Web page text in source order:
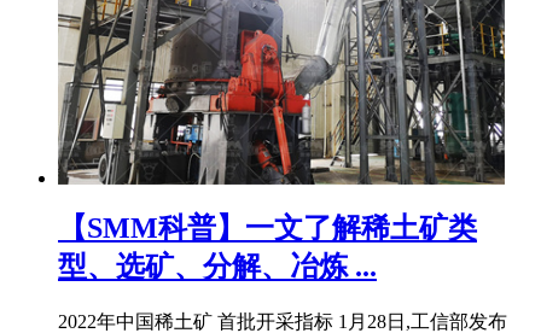
【SMM科普】一文了解稀土矿类
型、选矿、分解、冶炼 ...
2022年中国稀土矿 首批开采指标 1月28日,工信部发布